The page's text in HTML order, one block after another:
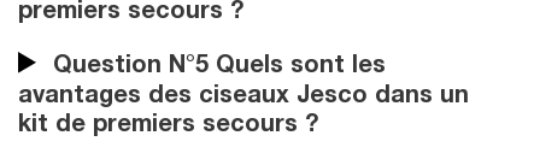
premiers secours ?
Question N°5 Quels sont les
avantages des ciseaux Jesco dans un
kit de premiers secours ?